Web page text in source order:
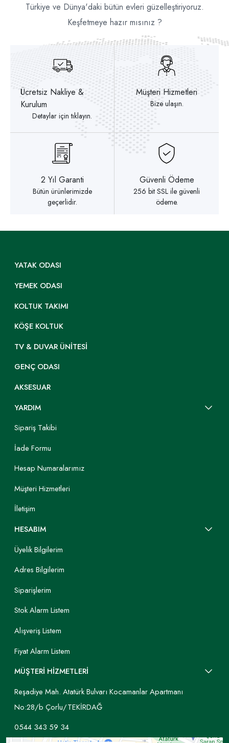
Türkiye ve Dünya'daki bütün evleri güzelleştiriyoruz.
Keşfetmeye hazır mısınız ?
Ücretsiz Nakliye &
Kurulum
Detaylar için tıklayın.
Müşteri Hizmetleri
Bize ulaşın.
2 Yıl Garanti
Bütün ürünlerimizde
geçerlidir.
Güvenli Ödeme
256 bit SSL ile güvenli
ödeme.
YATAK ODASI
YEMEK ODASI
KOLTUK TAKIMI
KÖŞE KOLTUK
TV & DUVAR ÜNITESI
GENÇ ODASI
AKSESUAR
YARDIM
Sipariş Takibi
İade Formu
Hesap Numaralarımız
Müşteri Hizmetleri
İletişim
HESABIM
Üyelik Bilgilerim
Adres Bilgilerim
Siparişlerim
Stok Alarm Listem
Alışveriş Listem
Fiyat Alarm Listem
MÜŞTERİ HİZMETLERİ
Reşadiye Mah. Atatürk Bulvarı Kocamanlar Apartmanı
No:28/b Çorlu/TEKİRDAĞ
0544 343 59 34